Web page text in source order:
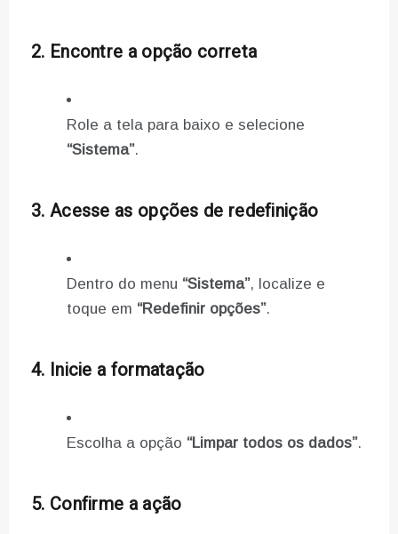
2. Encontre a opção correta
Role a tela para baixo e selecione
“Sistema”.
3. Acesse as opções de redefinição
Dentro do menu “Sistema”, localize e
toque em “Redefinir opções”.
4. Inicie a formatação
Escolha a opção “Limpar todos os dados”.
5. Confirme a ação